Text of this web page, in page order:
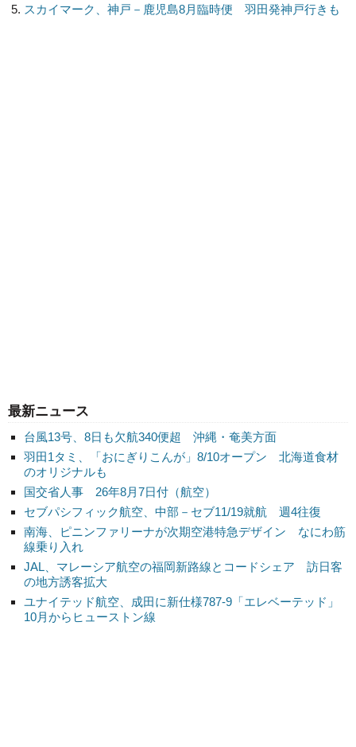
最新ニュース
台風13号、8日も欠航340便超 沖縄・奄美方面
羽田1タミ、「おにぎりこんが」8/10オープン 北海道食材
のオリジナルも
国交省人事 26年8月7日付（航空）
セブパシフィック航空、中部－セブ11/19就航 週4往復
南海、ピニンファリーナが次期空港特急デザイン なにわ筋
線乗り入れ
JAL、マレーシア航空の福岡新路線とコードシェア 訪日客
の地方誘客拡大
ユナイテッド航空、成田に新仕様787-9「エレベーテッド」
10月からヒューストン線
スカイマーク、神戸－鹿児島8月臨時便 羽田発神戸行きも